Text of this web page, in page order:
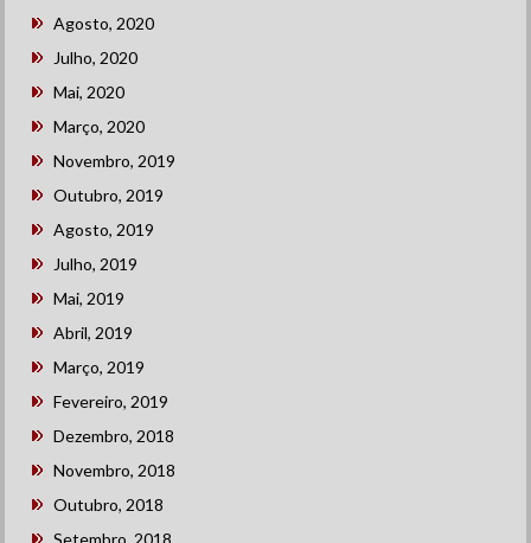
Agosto, 2020
Julho, 2020
Mai, 2020
Março, 2020
Novembro, 2019
Outubro, 2019
Agosto, 2019
Julho, 2019
Mai, 2019
Abril, 2019
Março, 2019
Fevereiro, 2019
Dezembro, 2018
Novembro, 2018
Outubro, 2018
Setembro, 2018